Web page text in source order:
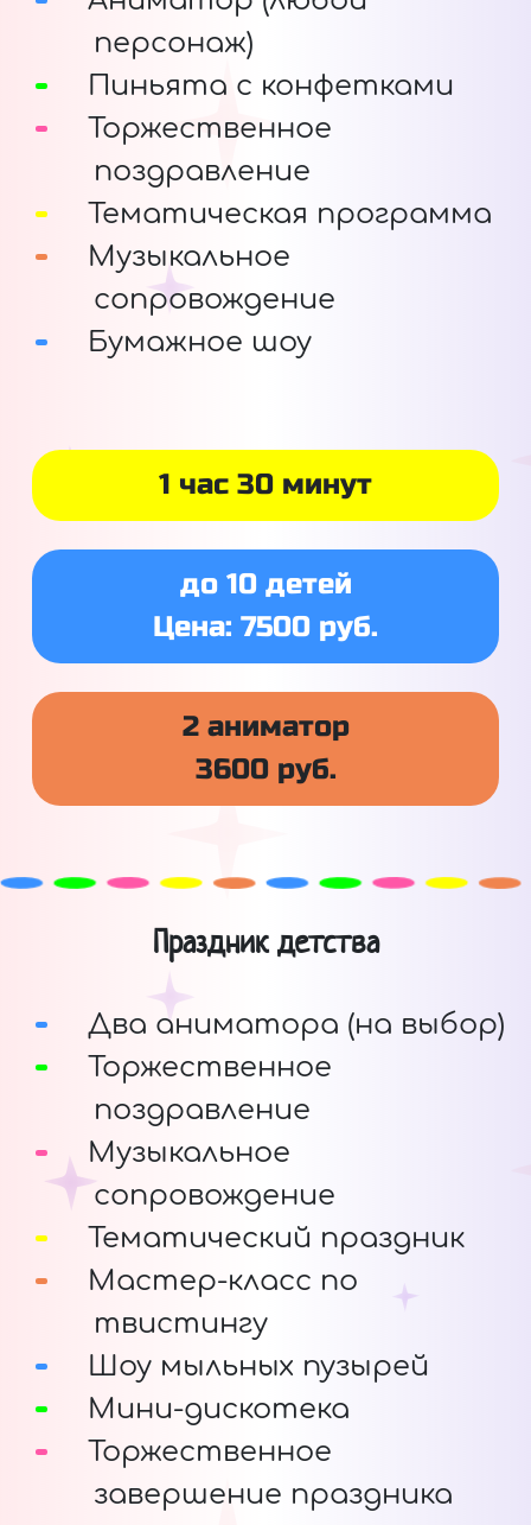
персонаж)
Пиньята с конфетками
Торжественное
поздравление
Тематическая программа
Музыкальное
сопровождение
Бумажное шоу
1 час 30 минут
до 10 детей
Цена: 7500 руб.
2 аниматор
3600 руб.
Праздник детства
Два аниматора (на выбор)
Торжественное
поздравление
Музыкальное
сопровождение
Тематический праздник
Мастер-класс по
твистингу
Шоу мыльных пузырей
Мини-дискотека
Торжественное
завершение праздника